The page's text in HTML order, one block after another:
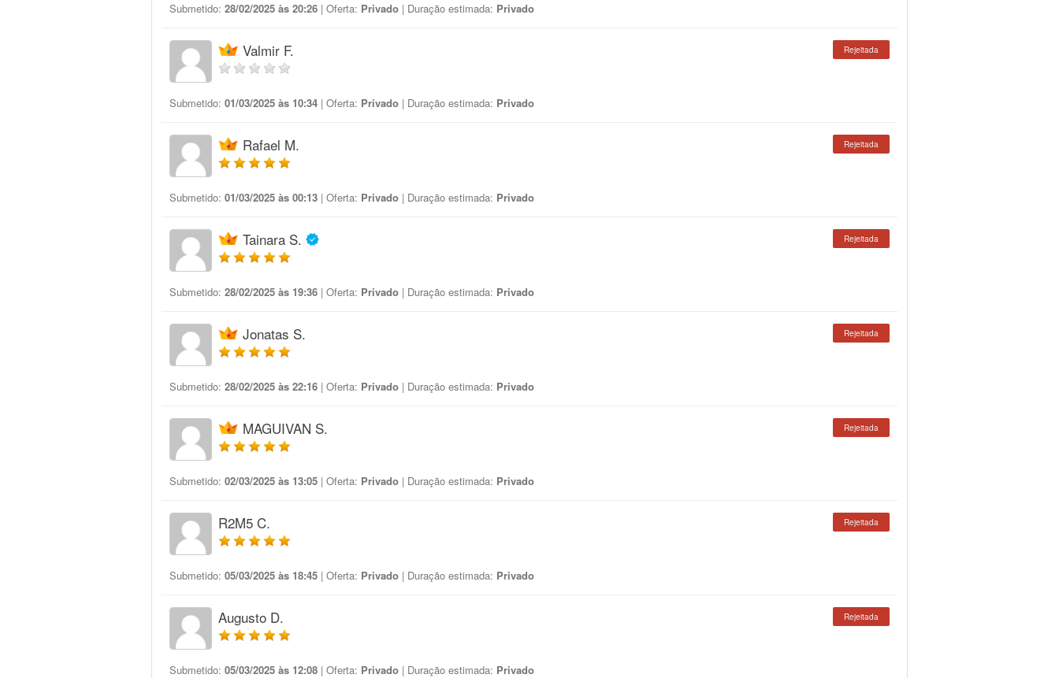
Submetido: 28/02/2025 às 20:26 | Oferta: Privado | Duração estimada: Privado
Valmir F. Rejeitada
Submetido: 01/03/2025 às 10:34 | Oferta: Privado | Duração estimada: Privado
Rafael M. Rejeitada
Submetido: 01/03/2025 às 00:13 | Oferta: Privado | Duração estimada: Privado
Tainara S. Rejeitada
Submetido: 28/02/2025 às 19:36 | Oferta: Privado | Duração estimada: Privado
Jonatas S. Rejeitada
Submetido: 28/02/2025 às 22:16 | Oferta: Privado | Duração estimada: Privado
MAGUIVAN S. Rejeitada
Submetido: 02/03/2025 às 13:05 | Oferta: Privado | Duração estimada: Privado
R2M5 C. Rejeitada
Submetido: 05/03/2025 às 18:45 | Oferta: Privado | Duração estimada: Privado
Augusto D. Rejeitada
Submetido: 05/03/2025 às 12:08 | Oferta: Privado | Duração estimada: Privado